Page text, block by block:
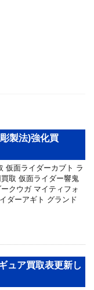
製法)強化買
仮面ライダーカブト ラ
取 仮面ライダー響鬼
クウガ マイティフォ
ダーアギト グランド
ュア買取表更新し